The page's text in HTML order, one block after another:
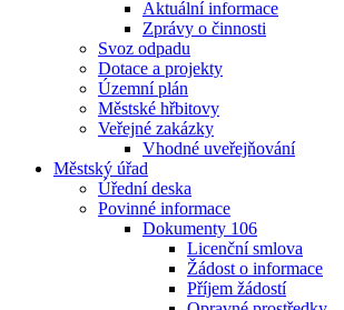
Aktuální informace
Zprávy o činnosti
Svoz odpadu
Dotace a projekty
Územní plán
Městské hřbitovy
Veřejné zakázky
Vhodné uveřejňování
Městský úřad
Úřední deska
Povinné informace
Dokumenty 106
Licenční smlova
Žádost o informace
Příjem žádostí